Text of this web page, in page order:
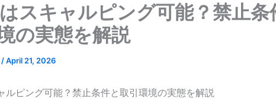
スキャルピング可能？禁止条
の実態を解説
/April 21, 2026
ルピング可能？禁止条件と取引環境の実態を解説